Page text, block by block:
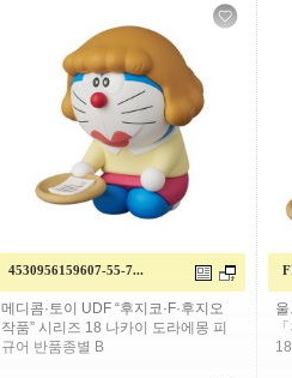
4530956159607-55-7...
메디콤·토이 UDF “후지코·F·후지오
작품” 시리즈 18 나카이 도라에몽 피
규어 반품종별 B